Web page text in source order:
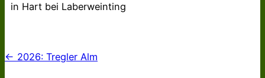
in Hart bei Laberweinting
← 2026: Tregler Alm